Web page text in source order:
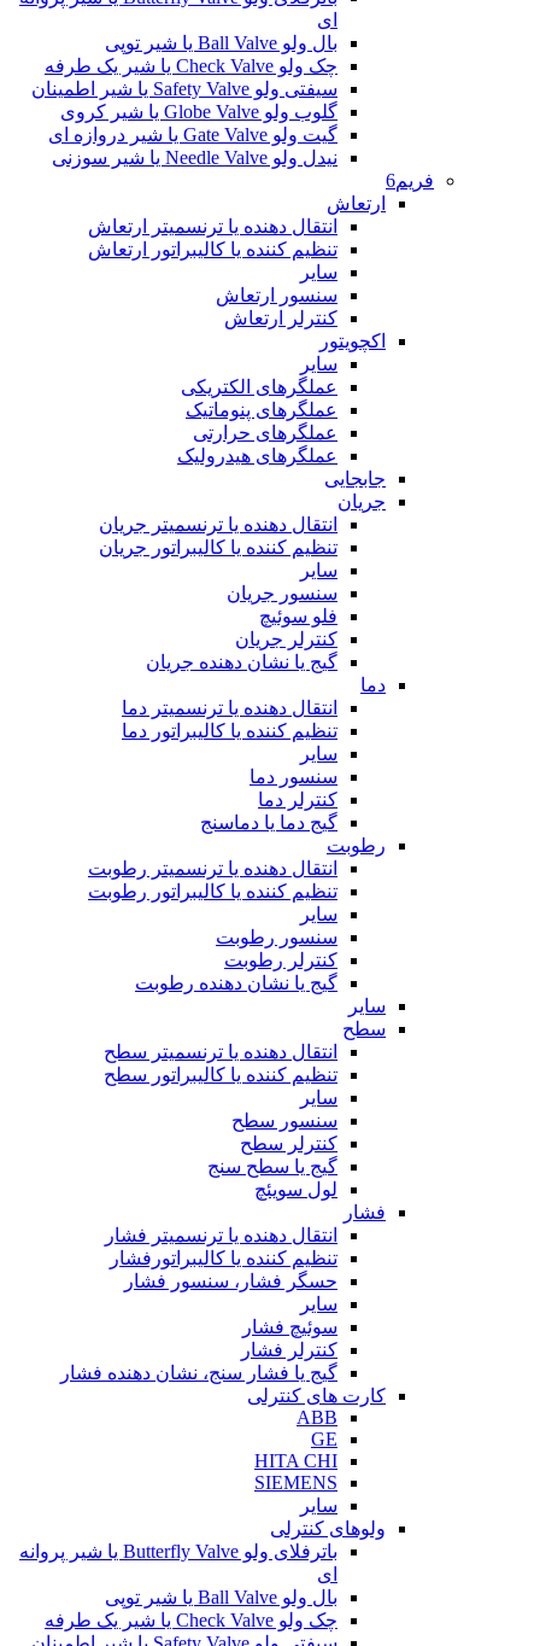
ای
بال ولو Ball Valve یا شیر توپی
چک ولو Check Valve یا شیر یک طرفه
سیفتی ولو Safety Valve یا شیر اطمینان
گلوب ولو Globe Valve یا شیر کروی
گیت ولو Gate Valve یا شیر دروازه ای
نیدل ولو Needle Valve یا شیر سوزنی
فریم6
ارتعاش
انتقال دهنده یا ترنسمیتر ارتعاش
تنظیم کننده یا کالیبراتور ارتعاش
سایر
سنسور ارتعاش
کنترلر ارتعاش
اکچویتور
سایر
عملگرهای الکتریکی
عملگرهای پنوماتیک
عملگرهای حرارتی
عملگرهای هیدرولیک
جابجایی
جریان
انتقال دهنده یا ترنسمیتر جریان
تنظیم کننده یا کالیبراتور جریان
سایر
سنسور جریان
فلو سوئیچ
کنترلر جریان
گیج یا نشان دهنده جریان
دما
انتقال دهنده یا ترنسمیتر دما
تنظیم کننده یا کالیبراتور دما
سایر
سنسور دما
کنترلر دما
گیج دما یا دماسنج
رطوبت
انتقال دهنده یا ترنسمیتر رطوبت
تنظیم کننده یا کالیبراتور رطوبت
سایر
سنسور رطوبت
کنترلر رطوبت
گیج یا نشان دهنده رطوبت
سایر
سطح
انتقال دهنده یا ترنسمیتر سطح
تنظیم کننده یا کالیبراتور سطح
سایر
سنسور سطح
کنترلر سطح
گیج یا سطح سنج
لول سویئچ
فشار
انتقال دهنده یا ترنسمیتر فشار
تنظیم کننده یا کالیبراتورفشار
حسگر فشار، سنسور فشار
سایر
سوئیچ فشار
کنترلر فشار
گیج یا فشار سنج، نشان دهنده فشار
کارت های کنترلی
ABB
GE
HITA CHI
SIEMENS
سایر
ولوهای کنترلی
باترفلای ولو Butterfly Valve یا شیر پروانه
ای
بال ولو Ball Valve یا شیر توپی
چک ولو Check Valve یا شیر یک طرفه